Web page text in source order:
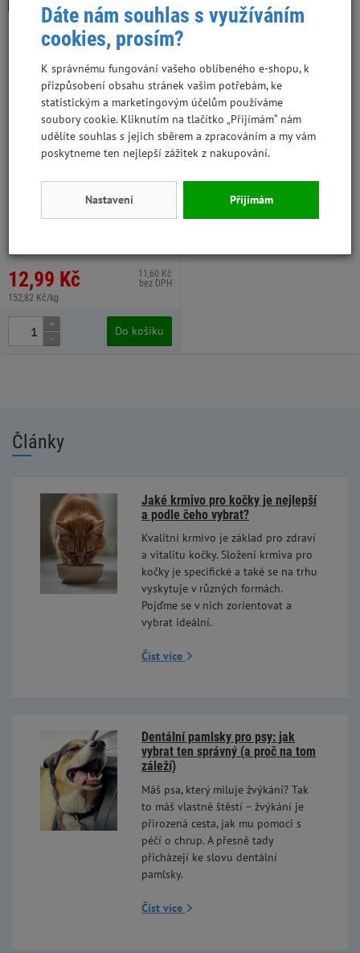
Brit Premium by Nature Cat
Delicate Fillets in Gravy with
Chicken 85 g kapsa
12,99 Kč
152,82 Kč/kg
11,60 Kč
bez DPH
+
-
Do košíku
Články
Jaké krmivo pro kočky je nejlepší
a podle čeho vybrat?
Kvalitní krmivo je základ pro zdraví
a vitalitu kočky. Složení krmiva pro
kočky je specifické a také se na trhu
vyskytuje v různých formách.
Pojďme se v nich zorientovat a
vybrat ideální.
Číst více
Dentální pamlsky pro psy: jak
vybrat ten správný (a proč na tom
záleží)
Máš psa, který miluje žvýkání? Tak
to máš vlastně štěstí – žvýkání je
přirozená cesta, jak mu pomoci s
péčí o chrup. A přesně tady
přicházejí ke slovu dentální
pamlsky.
Číst více
Dáte nám souhlas s využíváním
cookies, prosím?
K správnému fungování vašeho oblíbeného e-shopu, k
přizpůsobení obsahu stránek vašim potřebám, ke
statistickým a marketingovým účelům používáme
soubory cookie. Kliknutím na tlačítko „Přijímám“ nám
udělíte souhlas s jejich sběrem a zpracováním a my vám
poskytneme ten nejlepší zážitek z nakupování.
Nastavení Přijímám